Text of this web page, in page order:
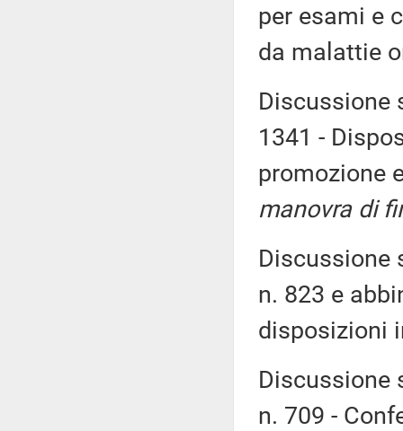
per esami e
da malattie
Discussione
1341 -
promozione
manovra di
Discussione
n. 823 e
disposizioni
Discussione
n. 709 -